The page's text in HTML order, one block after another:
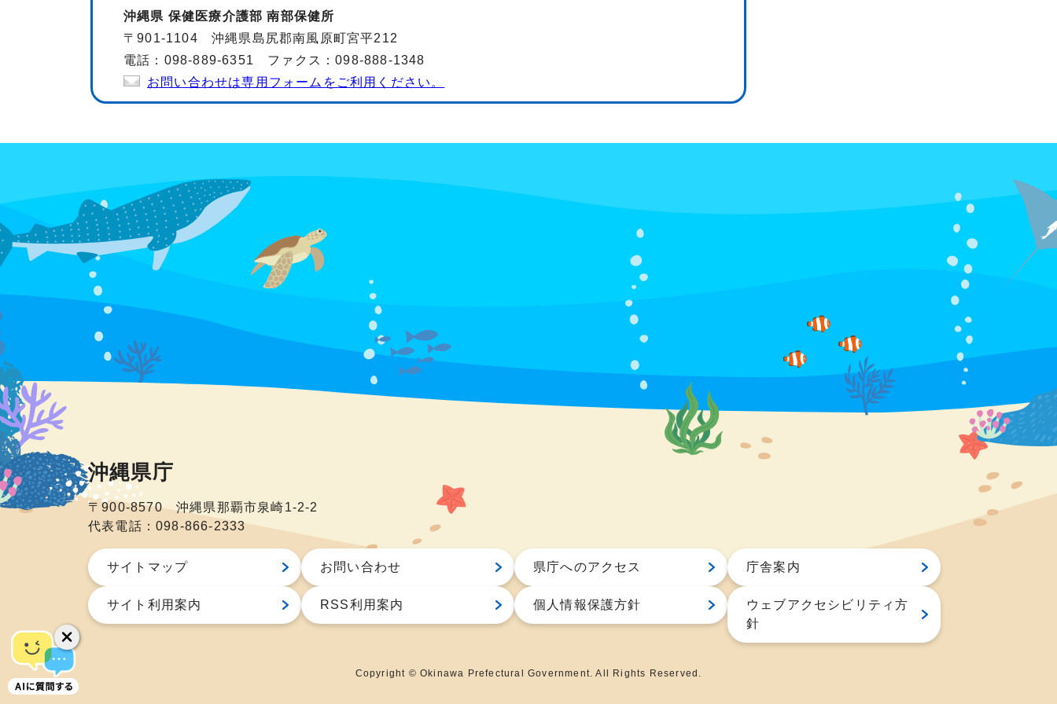
沖縄県 保健医療介護部 南部保健所
〒901-1104 沖縄県島尻郡南風原町宮平212
電話：098-889-6351 ファクス：098-888-1348
お問い合わせは専用フォームをご利用ください。
沖縄県庁
〒900-8570 沖縄県那覇市泉崎1-2-2
代表電話：098-866-2333
サイトマップ お問い合わせ 県庁へのアクセス 庁舎案内
サイト利用案内 RSS利用案内 個人情報保護方針
ウェブアクセシビリティ方
針
Copyright © Okinawa Prefectural Government. All Rights Reserved.